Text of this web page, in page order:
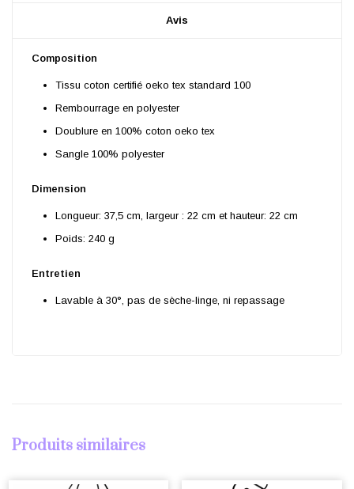
Avis
Composition
Tissu coton certifié oeko tex standard 100
Rembourrage en polyester
Doublure en 100% coton oeko tex
Sangle 100% polyester
Dimension
Longueur: 37,5 cm, largeur : 22 cm et hauteur: 22 cm
Poids: 240 g
Entretien
Lavable à 30°, pas de sèche-linge, ni repassage
Produits similaires